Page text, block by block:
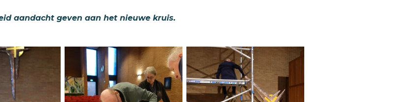
aandacht geven aan het nieuwe kruis.